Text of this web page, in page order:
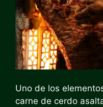
Uno de los
carne de cerdo